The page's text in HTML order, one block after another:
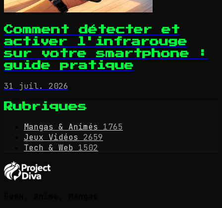
Comment détecter et
activer l'infrarouge
sur votre smartphone :
guide pratique
31 juil. 2026
Rubriques
Mangas & Animés
1765
Jeux Vidéos
2659
Tech & Web 1502